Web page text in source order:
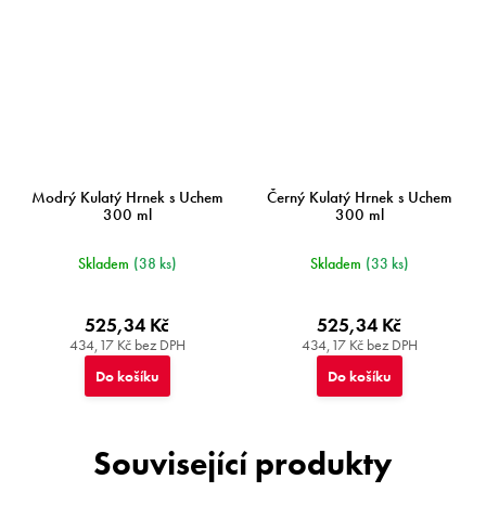
Modrý Kulatý Hrnek s Uchem
300 ml
Skladem (38 ks)
434,17 Kč bez DPH
525,34 Kč
Do košíku
Černý Kulatý Hrnek s Uchem
300 ml
Skladem (33 ks)
434,17 Kč bez DPH
525,34 Kč
Do košíku
Související produkty